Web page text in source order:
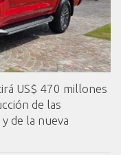
US$ 470 millones
de las
de la nueva